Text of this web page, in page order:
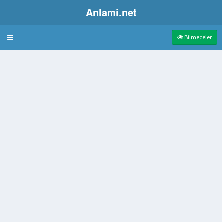
Anlami.net
Bulmaca Bilmeceler